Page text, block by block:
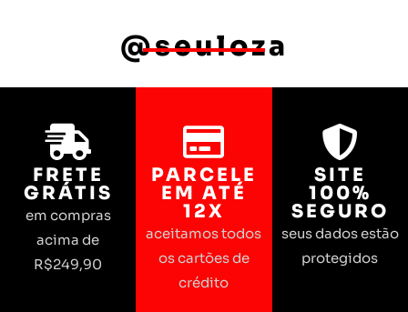
@seuloza
FRETE
GRÁTIS
em compras
acima de
R$249,90
PARCELE
EM ATÉ
12X
aceitamos todos
os cartões de
crédito
SITE
100%
SEGURO
seus dados estão
protegidos